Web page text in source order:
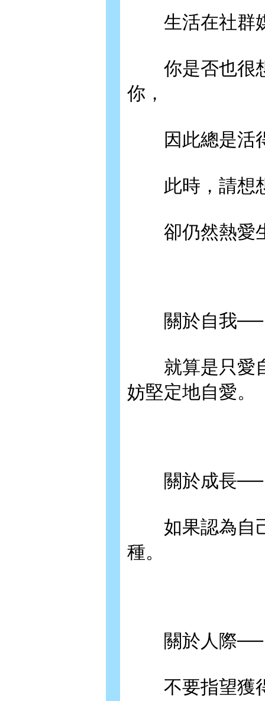
生活在社群媒
你是否也很想
你，
因此總是活得
此時，請想想
卻仍然熱愛生
關於自我──
就算是只愛自
妨堅定地自愛。
關於成長──
如果認為自己
種。
關於人際──
不要指望獲得